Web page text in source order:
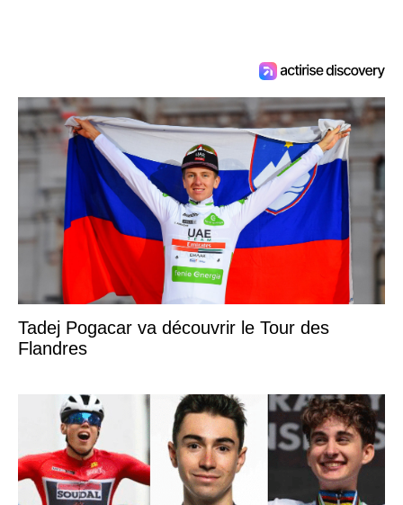
Tadej Pogacar va découvrir le Tour des
Flandres